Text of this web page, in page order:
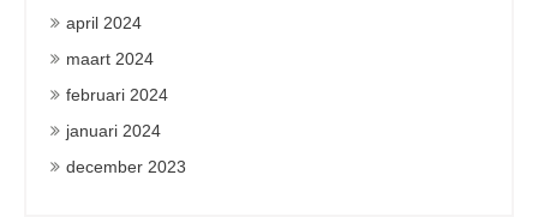
april 2024
maart 2024
februari 2024
januari 2024
december 2023